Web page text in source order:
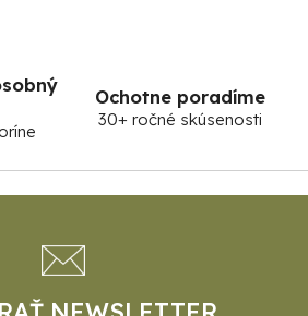
Ochotne poradíme
30+ ročné skúsenosti